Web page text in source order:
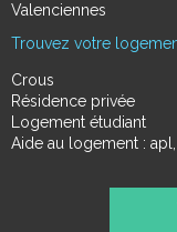
Valenciennes
Trouvez votre
Crous
Résidence privée
Logement étudiant
Aide au logement :